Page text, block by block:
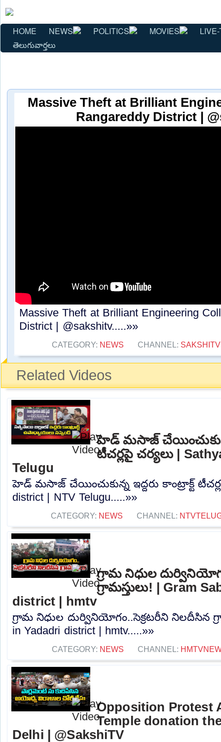
HOME NEWS POLITICS MOVIES
తెలుగువార్తలు
Massive Theft at Brilliant
Rangareddy District |
Massive Theft at Brilliant Engineering
District | @sakshitv.....»»
CATEGORY: NEWS CHANNEL: SAKSHITV
Related Videos
హెడ్ మసాజ్ చేయించుకున్న
టీచర్లపై చర్యలు |
Telugu
హెడ్ మసాజ్ చేయించుకున్న ఇద్దరు కాంట్రాక్ట్
district | NTV Telugu.....»»
CATEGORY: NEWS CHANNEL:
గ్రామ నిధుల
గ్రామస్తులు! | Gram
district | hmtv
గ్రామ నిధుల దుర్వినియోగం..సెక్రటరీని నిలదీసిన
in Yadadri district | hmtv.....»»
CATEGORY: NEWS CHANNEL:
Opposition Protest
Temple donation
Delhi | @SakshiTV